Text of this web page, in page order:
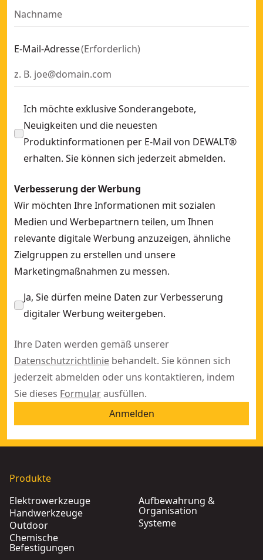
Ersatz-Akku 18,0 Volt / 5,0 Ah XR Li-Ion
12 Volt / 3 Ah XR Ersatz-Akku (passend auch für 10,8 Volt
TOUGHSYSTEM® 2.0 Charger Box für DEWALT® 18 Volt
E-Mail-Adresse(Erforderlich)
Ich möchte exklusive Sonderangebote,
Neuigkeiten und die neuesten
Produktinformationen per E-Mail von DEWALT®
erhalten. Sie können sich jederzeit abmelden.
Verbesserung der Werbung
Wir möchten Ihre Informationen mit sozialen
Medien und Werbepartnern teilen, um Ihnen
relevante digitale Werbung anzuzeigen, ähnliche
Zielgruppen zu erstellen und unsere
Marketingmaßnahmen zu messen.
Ja, Sie dürfen meine Daten zur Verbesserung
digitaler Werbung weitergeben.
Ihre Daten werden gemäß unserer
Datenschutzrichtlinie behandelt. Sie können sich
jederzeit abmelden oder uns kontaktieren, indem
Sie dieses Formularausfüllen.
Anmelden
Produkte
Elektrowerkzeuge
Handwerkzeuge
Outdoor
Chemische
Befestigungen
Aufbewahrung &
Organisation
Systeme